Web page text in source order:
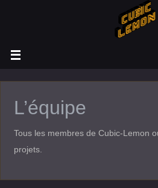
L’équipe
Tous les membres de Cubic-Lemon
projets.